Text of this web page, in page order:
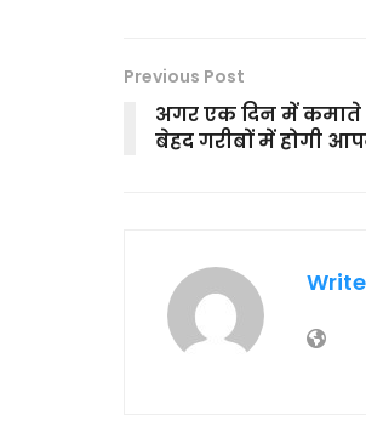
Previous Post
अगर एक दिन में
बेहद गरीबों में होगी